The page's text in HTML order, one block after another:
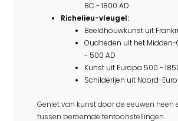
BC - 1800 AD
Richelieu-vleugel:
Beeldhouwkunst uit
Oudheden uit het Midden-
- 500 AD
Kunst uit Europa 500 -
Schilderijen uit Noord-
Geniet van kunst door de eeuwen heen
tussen beroemde tentoonstellingen.